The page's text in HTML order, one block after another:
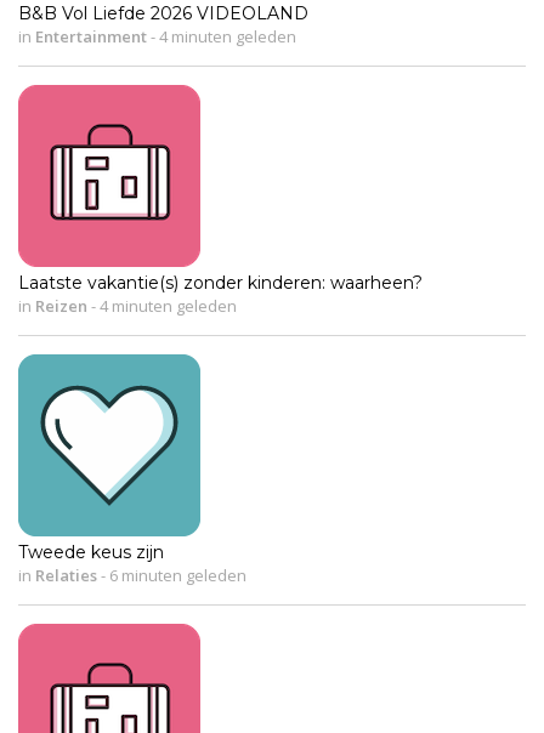
B&B Vol Liefde 2026 VIDEOLAND
in Entertainment-4 minuten geleden
Laatste vakantie(s) zonder kinderen: waarheen?
in Reizen -4 minuten geleden
Tweede keus zijn
in Relaties- 6 minuten geleden